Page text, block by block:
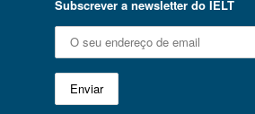
Subscrever a newsletter do IELT